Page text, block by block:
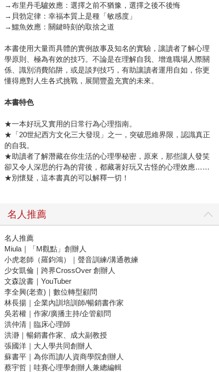
→布里丹毛驢效應：選擇之前不猶豫，選擇之後不後悔
→貝勃定律：幸福本質上是種「敏感度」
→鱷魚效應：關鍵時刻的取捨之道
本書使用大量而具體的實例故事及知名的實驗，讓讀者了解心理
學原則、極為有效的技巧。不論是在理解自我、增進職場人際關
係、識別消費陷阱，或是談判技巧，有助讓讀者運用自如，你更
懂得應對人生各式挑戰，展開豐盈充實的未來。
本書特色
★一本好玩又實用的日常行為心理指南。
★「20世紀西方文化三大發現」之一，突破思維界限，認識真正
的自我。
★助讀者了解潛藏在你生活的心理學秘密，原來，那些讓人發笑
卻又令人深思的行為的背後，都藏著好玩又古怪的心理效應……
★別懷疑，這本書真的可以解釋一切！
名人推薦
名人推薦
Miula｜「M觀點」創辦人
小虎老師（羅鈞鴻）｜聲音訓練/溝通教練
少女凱倫｜跨界CrossOver 創辦人
文森說書｜YouTuber
李全興(老查)｜數位轉型顧問
林長揚｜企業內訓培訓師/暢銷書作家
吳若權｜作家/廣播主持/企管顧問
洪仲清｜臨床心理師
洪瀞｜暢銷書作家、成大副教授
張國洋｜大人學共同創辦人
蘇書平｜為你而讀/人資商學院創辦人
蔡宇哲｜哇賽心理學創辦人兼總編輯